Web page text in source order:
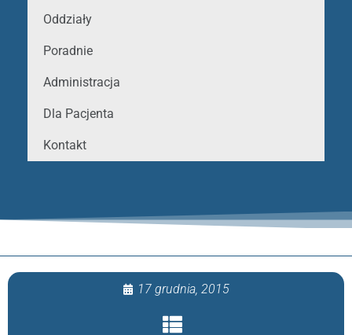
Oddziały
Poradnie
Administracja
Dla Pacjenta
Kontakt
17 grudnia, 2015